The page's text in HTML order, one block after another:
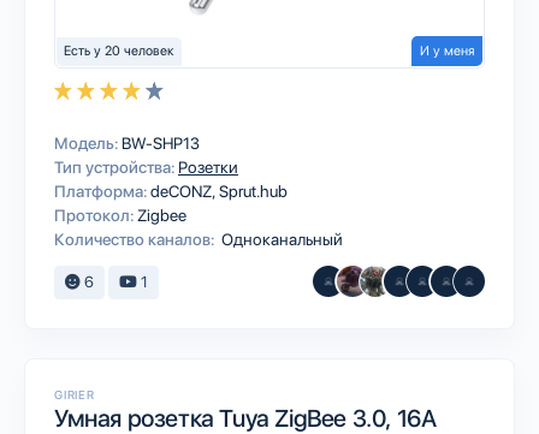
Есть у 20 человек И у меня
Модель: BW-SHP13
Тип устройства: Розетки
Платформа:deCONZSprut.hub
Протокол: Zigbee
Количество каналов: Одноканальный
6 1
GIRIER
Умная розетка Tuya ZigBee 3.0, 16А